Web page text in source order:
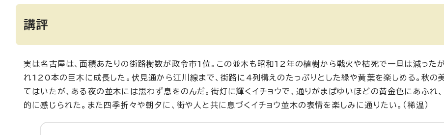
講評
実は名古屋は、面積あたりの街路樹数が政令市1位。この並木も昭和12年の植樹から戦火や枯死で一旦は減った
れ120本の巨木に成長した。伏見通から江川線まで、街路に4列構えのたっぷりとした緑や黄葉を楽しめる。秋の
てはいたが、ある夜の並木には思わず息をのんだ。街灯に輝くイチョウで、通りがまばゆいほどの黄金色にあふれ
的に感じられた。また四季折々や朝夕に、街や人と共に息づくイチョウ並木の表情を楽しみに通りたい。（稀温）